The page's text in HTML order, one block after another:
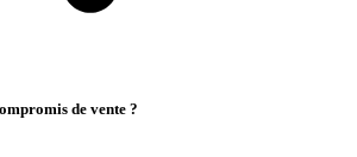
de vente ?